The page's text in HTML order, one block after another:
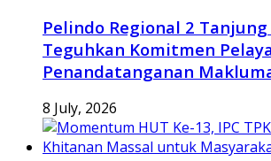
Pelindo Regional 2
Teguhkan Komitmen
Penandatanganan
8 July, 2026